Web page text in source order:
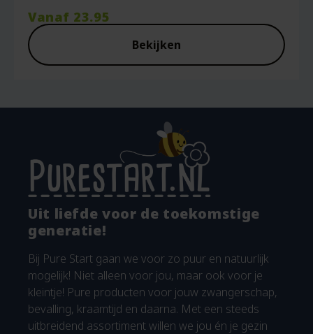
Vanaf 23.95
Bekijken
Uit liefde voor de toekomstige
generatie!
Bij Pure Start gaan we voor zo puur en natuurlijk
mogelijk! Niet alleen voor jou, maar ook voor je
kleintje! Pure producten voor jouw zwangerschap,
bevalling, kraamtijd en daarna. Met een steeds
uitbreidend assortiment willen we jou én je gezin